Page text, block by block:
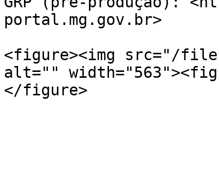
portal.mg.gov.br>
<figure><img src="/files/
alt=""